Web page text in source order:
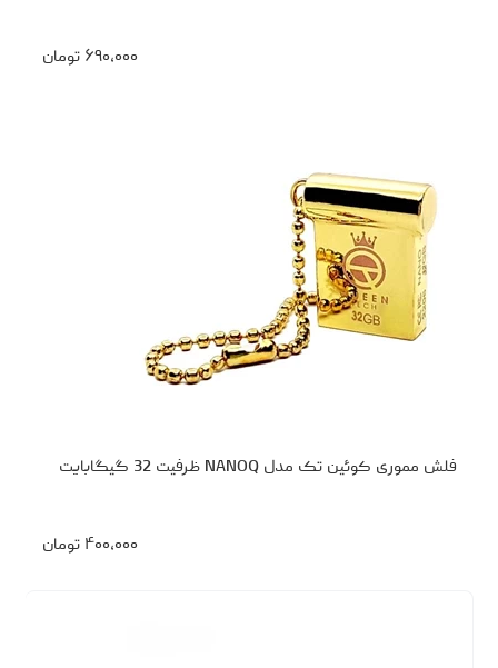
۶۹۰،۰۰۰ تومان
فلش مموری کوئین تک مدل NANOQ ظرفیت 32 گیگابایت
۴۰۰،۰۰۰ تومان